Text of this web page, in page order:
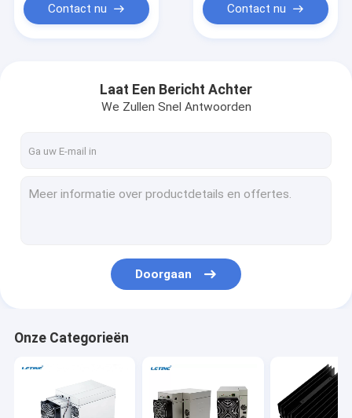
Contact nu Contact nu
Laat Een Bericht Achter
We Zullen Snel Antwoorden
Doorgaan
Onze Categorieën